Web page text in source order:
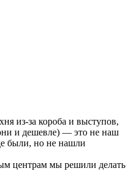
из-за короба и выступов,
и дешевле) — это не наш
были, но не нашли
центрам мы решили делать